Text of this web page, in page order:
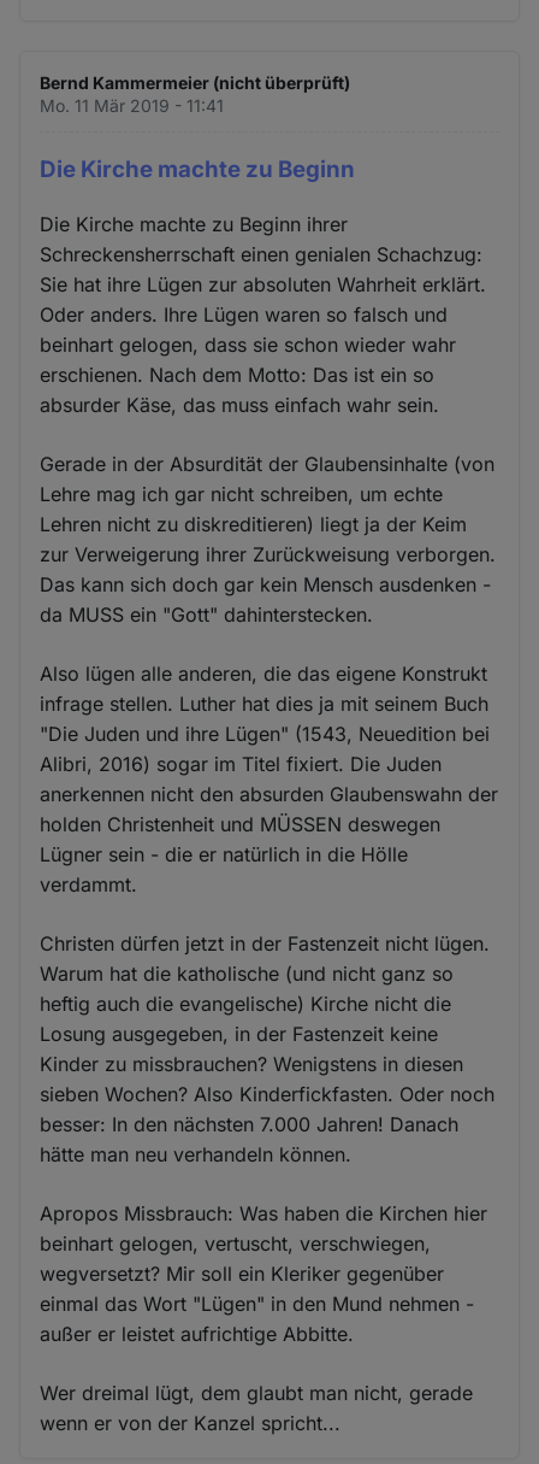
Bernd Kammermeier (nicht überprüft)
Mo. 11 Mär 2019 - 11:41
Die Kirche machte zu Beginn
Die Kirche machte zu Beginn ihrer
Schreckensherrschaft einen genialen Schachzug:
Sie hat ihre Lügen zur absoluten Wahrheit erklärt.
Oder anders. Ihre Lügen waren so falsch und
beinhart gelogen, dass sie schon wieder wahr
erschienen. Nach dem Motto: Das ist ein so
absurder Käse, das muss einfach wahr sein.
Gerade in der Absurdität der Glaubensinhalte (von
Lehre mag ich gar nicht schreiben, um echte
Lehren nicht zu diskreditieren) liegt ja der Keim
zur Verweigerung ihrer Zurückweisung verborgen.
Das kann sich doch gar kein Mensch ausdenken -
da MUSS ein "Gott" dahinterstecken.
Also lügen alle anderen, die das eigene Konstrukt
infrage stellen. Luther hat dies ja mit seinem Buch
"Die Juden und ihre Lügen" (1543, Neuedition bei
Alibri, 2016) sogar im Titel fixiert. Die Juden
anerkennen nicht den absurden Glaubenswahn der
holden Christenheit und MÜSSEN deswegen
Lügner sein - die er natürlich in die Hölle
verdammt.
Christen dürfen jetzt in der Fastenzeit nicht lügen.
Warum hat die katholische (und nicht ganz so
heftig auch die evangelische) Kirche nicht die
Losung ausgegeben, in der Fastenzeit keine
Kinder zu missbrauchen? Wenigstens in diesen
sieben Wochen? Also Kinderfickfasten. Oder noch
besser: In den nächsten 7.000 Jahren! Danach
hätte man neu verhandeln können.
Apropos Missbrauch: Was haben die Kirchen hier
beinhart gelogen, vertuscht, verschwiegen,
wegversetzt? Mir soll ein Kleriker gegenüber
einmal das Wort "Lügen" in den Mund nehmen -
außer er leistet aufrichtige Abbitte.
Wer dreimal lügt, dem glaubt man nicht, gerade
wenn er von der Kanzel spricht...